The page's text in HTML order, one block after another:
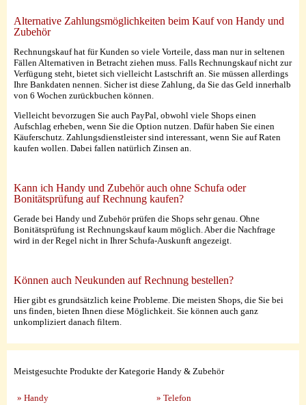
Alternative Zahlungsmöglichkeiten beim Kauf von Handy und
Zubehör
Rechnungskauf hat für Kunden so viele Vorteile, dass man nur in seltenen
Fällen Alternativen in Betracht ziehen muss. Falls Rechnungskauf nicht zur
Verfügung steht, bietet sich vielleicht Lastschrift an. Sie müssen allerdings
Ihre Bankdaten nennen. Sicher ist diese Zahlung, da Sie das Geld innerhalb
von 6 Wochen zurückbuchen können.
Vielleicht bevorzugen Sie auch PayPal, obwohl viele Shops einen
Aufschlag erheben, wenn Sie die Option nutzen. Dafür haben Sie einen
Käuferschutz. Zahlungsdienstleister sind interessant, wenn Sie auf Raten
kaufen wollen. Dabei fallen natürlich Zinsen an.
Kann ich Handy und Zubehör auch ohne Schufa oder
Bonitätsprüfung auf Rechnung kaufen?
Gerade bei Handy und Zubehör prüfen die Shops sehr genau. Ohne
Bonitätsprüfung ist Rechnungskauf kaum möglich. Aber die Nachfrage
wird in der Regel nicht in Ihrer Schufa-Auskunft angezeigt.
Können auch Neukunden auf Rechnung bestellen?
Hier gibt es grundsätzlich keine Probleme. Die meisten Shops, die Sie bei
uns finden, bieten Ihnen diese Möglichkeit. Sie können auch ganz
unkompliziert danach filtern.
Meistgesuchte Produkte der Kategorie Handy & Zubehör
» Handy » Telefon